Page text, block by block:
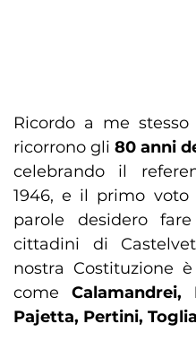
Ricordo a me
ricorrono gli 80 anni
celebrando il
1946, e il primo voto
parole desidero
cittadini di
nostra Costituzione
come
Pajetta, Pertini,